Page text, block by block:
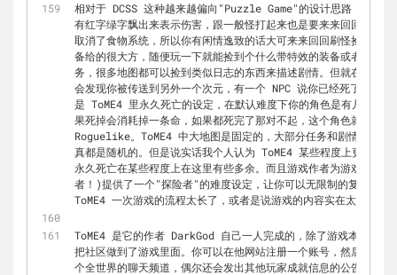
相对于 DCSS 这种越来越偏向"Puzzle Game"的设计思路，
有红字绿字飘出来表示伤害，跟一般怪打起来也是要来来回回几回
取消了食物系统，所以你有闲情逸致的话大可来来回回刷怪捡东西
备给的很大方，随便玩一下就能捡到个什么带特效的装备或者套装
务，很多地图都可以捡到类似日志的东西来描述剧情。但就在你正
会发现你被传送到另外一个次元，有一个 NPC 说你已经死了，这
是 ToME4 里永久死亡的设定，在默认难度下你的角色是有几条命
果死掉会消耗掉一条命，如果都死完了那对不起，这个角色就没有
Roguelike。ToME4 中大地图是固定的，大部分任务和剧情也都是
真都是随机的。但是说实话我个人认为 ToME4 某些程度上更像一
永久死亡在某些程度上在这里有些多余。而且游戏作者为游戏的
者！)提供了一个"探险者"的难度设定，让你可以无限制的复活，我
ToME4 一次游戏的流程太长了，或者是说游戏的内容实在太多了。
ToME4 是它的作者 DarkGod 自己一人完成的，除了游戏本身有一
把社区做到了游戏里面。你可以在他网站注册一个账号，然后在游
个全世界的聊天频道，偶尔还会发出其他玩家成就信息的公告。你